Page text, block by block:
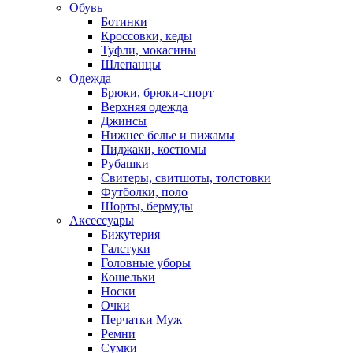
Обувь
Ботинки
Кроссовки, кеды
Туфли, мокасины
Шлепанцы
Одежда
Брюки, брюки-спорт
Верхняя одежда
Джинсы
Нижнее белье и пижамы
Пиджаки, костюмы
Рубашки
Свитеры, свитшоты, толстовки
Футболки, поло
Шорты, бермуды
Аксессуары
Бижутерия
Галстуки
Головные уборы
Кошельки
Носки
Очки
Перчатки Муж
Ремни
Сумки